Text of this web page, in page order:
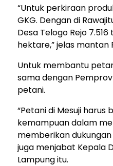
“Untuk perkiraan
GKG. Dengan di
Desa Telogo Rejo
hektare,” jelas mantan
Untuk membantu
sama dengan
petani.
“Petani di Mesuji
kemampuan dalam
memberikan
juga menjabat Kepala
Lampung itu.